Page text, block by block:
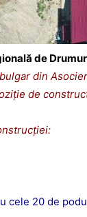
de
din
de
cele 20 de